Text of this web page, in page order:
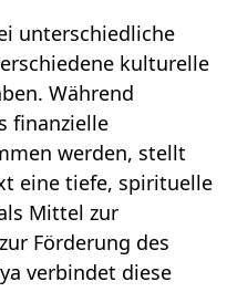
unterschiedliche
kulturelle
Während
finanzielle
werden, stellt
eine tiefe, spirituelle
Mittel zur
Förderung des
verbindet diese